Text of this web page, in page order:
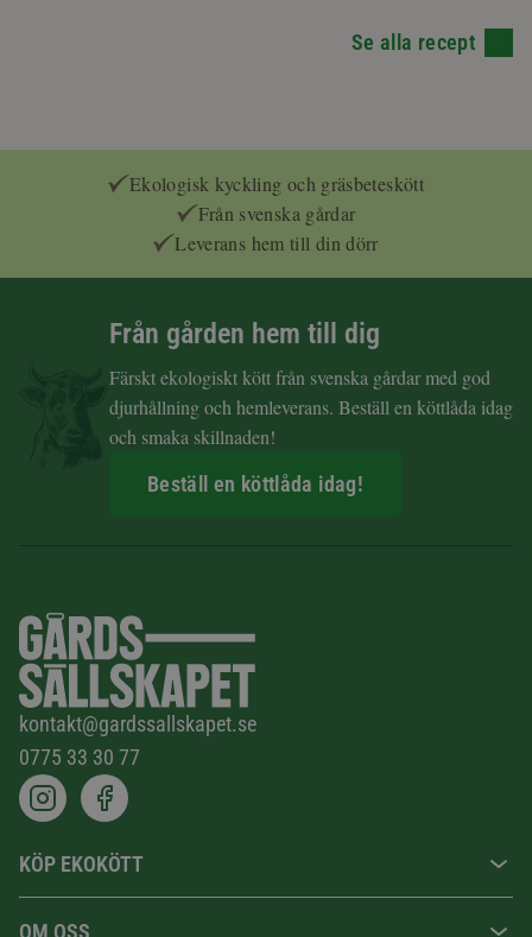
Se alla recept
Ekologisk kyckling och gräsbeteskött
Från svenska gårdar
Leverans hem till din dörr
Från gården hem till dig
Färskt ekologiskt kött från svenska gårdar med god
djurhållning och hemleverans. Beställ en köttlåda idag
och smaka skillnaden!
Beställ en köttlåda idag!
kontakt@gardssallskapet.se
0775 33 30 77
KÖP EKOKÖTT
OM OSS